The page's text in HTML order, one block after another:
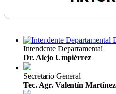
Intendente Departamental
Dr. Alejo Umpiérrez
Secretario General
Tec. Agr. Valentín Martínez